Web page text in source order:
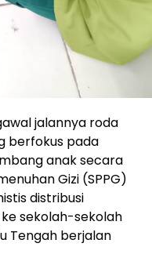
jalannya roda
berfokus pada
anak secara
Gizi (SPPG)
distribusi
sekolah-sekolah
Tengah berjalan